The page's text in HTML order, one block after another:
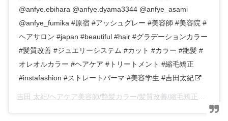
@anfye.ebihara @anfye.dyama3344 @anfye_asami
@anfye_fumika #原宿 #アッシュグレー #美容師 #美容院 #
ヘアサロン #japan #beautiful #hair #グラデーションカラー
#髪質改善 #ジュエリーシステム #カット #カラー #艶髪 #
オレオルカラー #ヘアケア #トリートメント #縮毛矯正
#instafashion #ストレートパーマ #美容学生 #吉田太紀